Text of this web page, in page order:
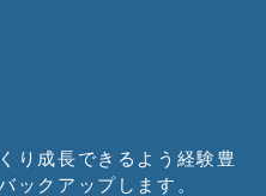
り成長できるよう経験豊
ックアップします。